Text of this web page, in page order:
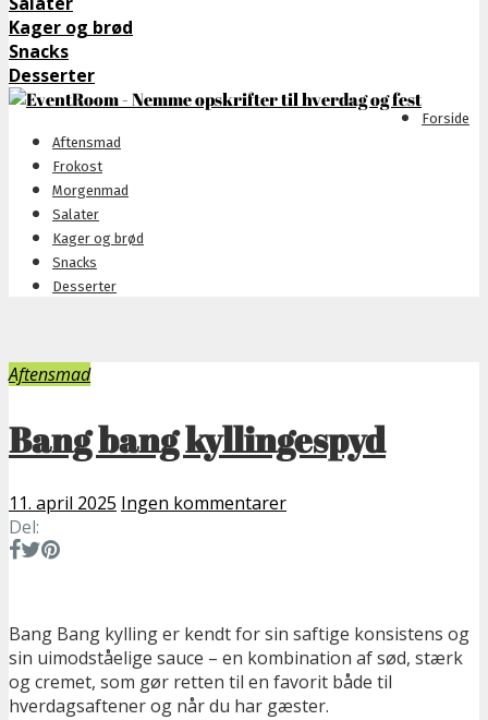
Kager og brød
Snacks
Desserter
Forside
Aftensmad
Frokost
Morgenmad
Salater
Kager og brød
Snacks
Desserter
Aftensmad
Bang bang kyllingespyd
11. april 2025 Ingen kommentarer
Del:
Bang Bang kylling er kendt for sin saftige konsistens og
sin uimodståelige sauce – en kombination af sød, stærk
og cremet, som gør retten til en favorit både til
hverdagsaftener og når du har gæster.